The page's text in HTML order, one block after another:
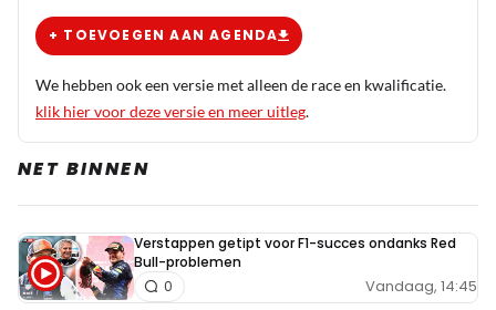
+ TOEVOEGEN AAN AGENDA
We hebben ook een versie met alleen de race en kwalificatie.
klik hier voor deze versie en meer uitleg.
NET BINNEN
Verstappen getipt voor F1-succes ondanks Red
Bull-problemen
Vandaag, 14:45
0